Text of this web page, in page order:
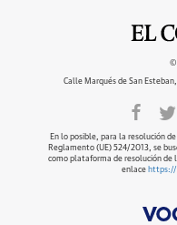
Calle Marqués de San
En lo posible, para la resolución
Reglamento (UE) 524/2013, se
como plataforma de resolución de
enlace https://